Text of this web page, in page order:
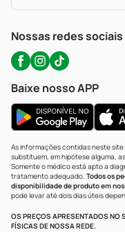
WhatsApp (47) 9202-
Nossas redes sociais
Baixe nosso APP
As informações contidas neste
substituem, em hipótese alguma,
Somente o médico está apto a
tratamento adequado. Todos os
disponibilidade de produto em
pode levar até dois dias úteis
OS PREÇOS APRESENTADOS NO
FÍSICAS DE NOSSA REDE.